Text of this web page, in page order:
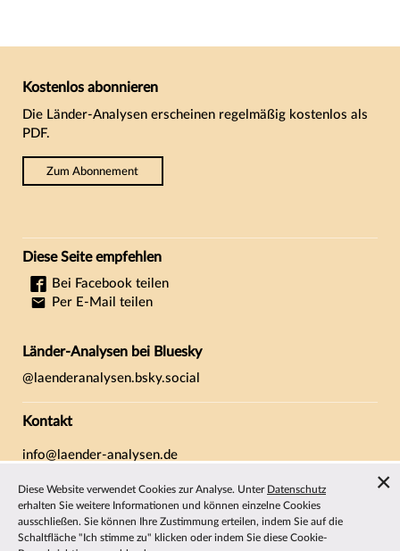
Kostenlos abonnieren
Die Länder-Analysen erscheinen regelmäßig kostenlos als
PDF.
Zum Abonnement
Diese Seite empfehlen
Bei Facebook teilen
Per E-Mail teilen
Länder-Analysen bei Bluesky
@laenderanalysen.bsky.social
Kontakt
info@laender-analysen.de
Fax: 0421/218-69607
Redaktionen
Diese Website verwendet Cookies zur Analyse. Unter Datenschutz
erhalten Sie weitere Informationen und können einzelne Cookies
ausschließen. Sie können Ihre Zustimmung erteilen, indem Sie auf die
Schaltfläche "Ich stimme zu" klicken oder indem Sie diese Cookie-